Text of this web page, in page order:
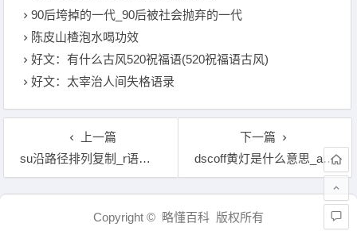
90后垮掉的一代_90后被社会抛弃的一代
陈皮山楂泡水喝功效
好文：有什么古风520祝福语(520祝福语古风)
好文：太宰治人间失格语录
上一篇
su沿路径排列复制_r语言plot画图
下一篇
dscoff黄灯是什么意思_afs off灯亮怎么解决
文章导航
Copyright © 略懂百科 版权所有